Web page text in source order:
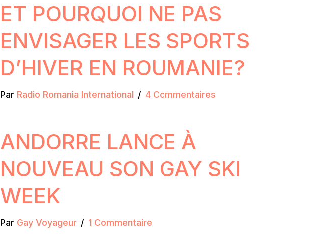
ET POURQUOI NE PAS
ENVISAGER LES SPORTS
D’HIVER EN ROUMANIE?
Par Radio Romania International 4 Commentaires
ANDORRE LANCE À
NOUVEAU SON GAY SKI
WEEK
Par Gay Voyageur 1 Commentaire